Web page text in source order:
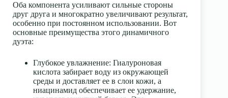
Оба компонента усиливают сильные стороны
друг друга и многократно увеличивают результат,
особенно при постоянном использовании. Вот
основные преимущества этого динамичного
дуэта:
Глубокое увлажнение: Гиалуроновая
кислота забирает воду из окружающей
среды и доставляет ее в слои кожи, а
ниацинамид обеспечивает ее удержание,